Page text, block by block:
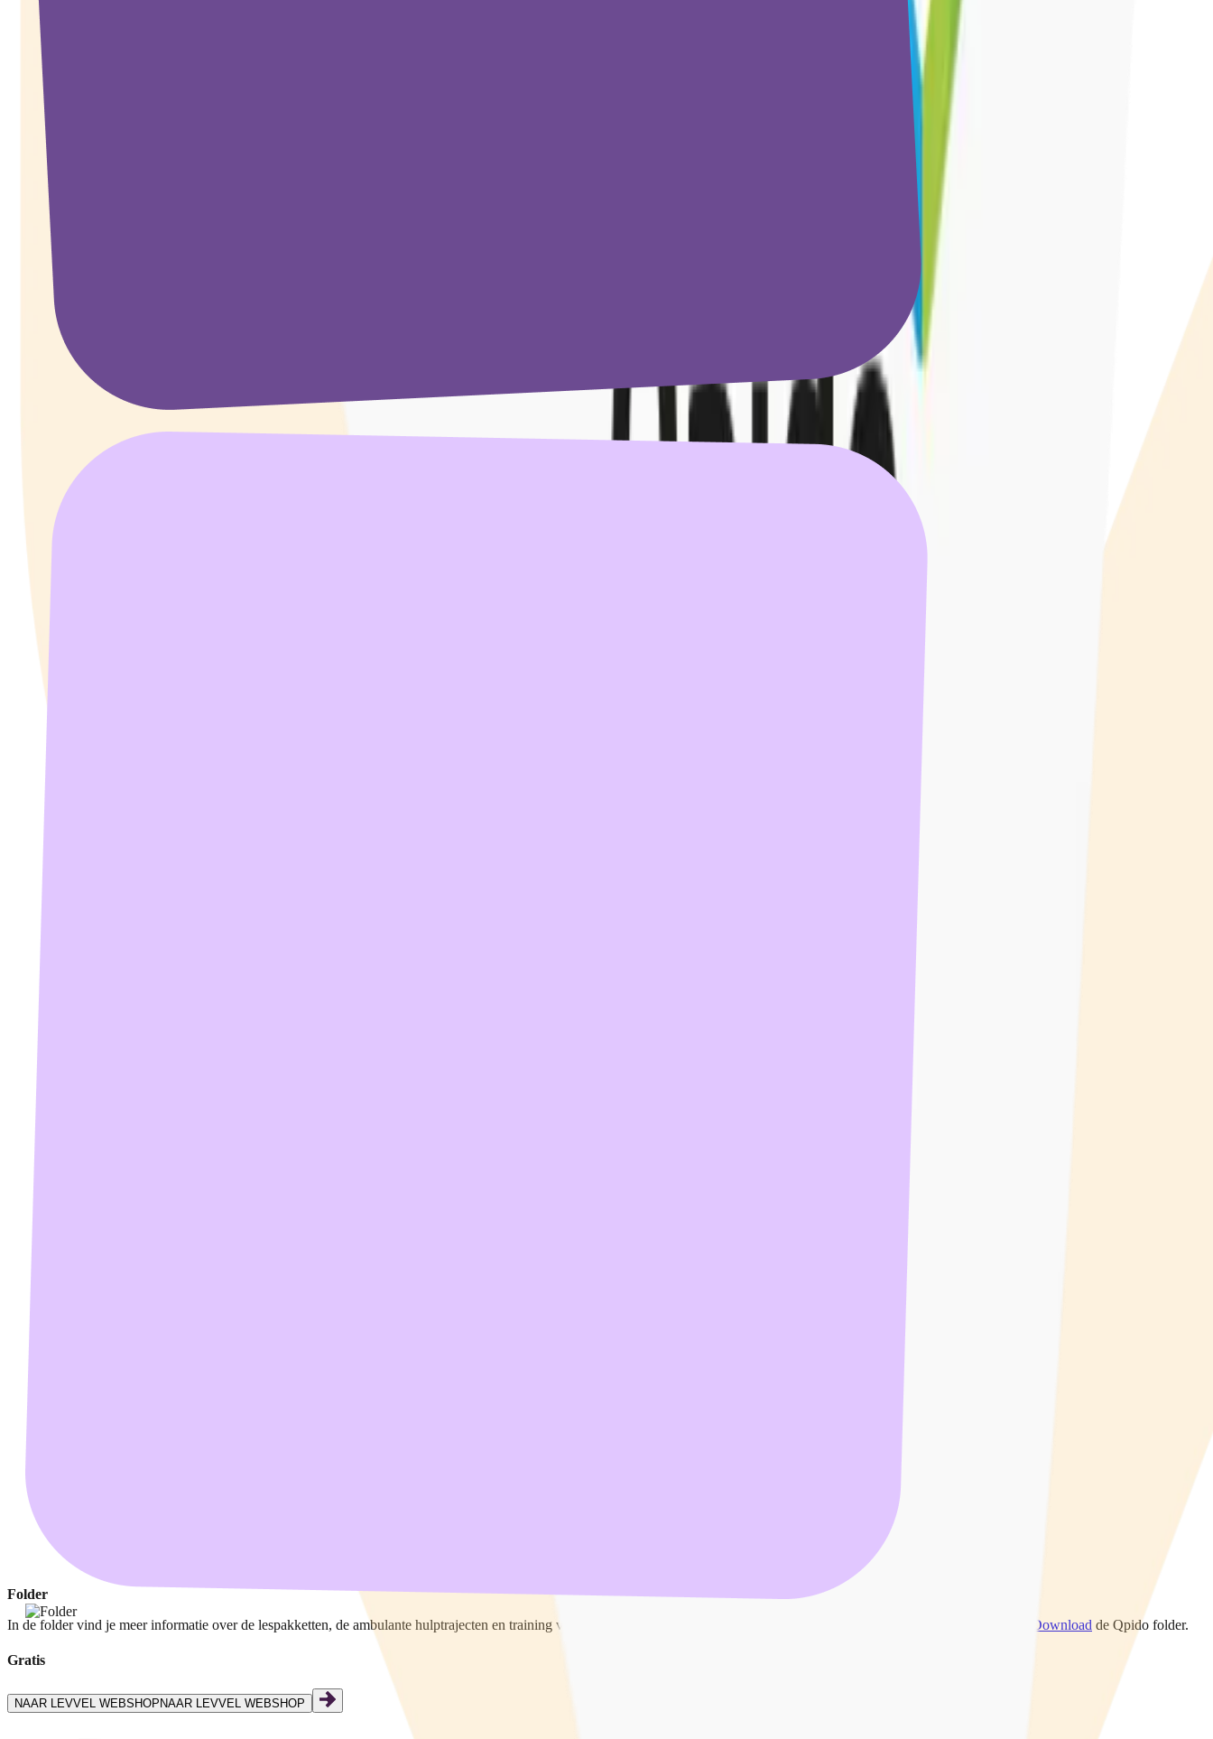
Folder
In de folder vind je meer informatie over de lespakketten, de ambulante hulptrajecten en training voor professionals. De Qpido folder kan kosteloos besteld worden. Liever digitaal?
Download de Qpido folder.
Gratis
NAAR LEVVEL WEBSHOPNAAR LEVVEL WEBSHOP